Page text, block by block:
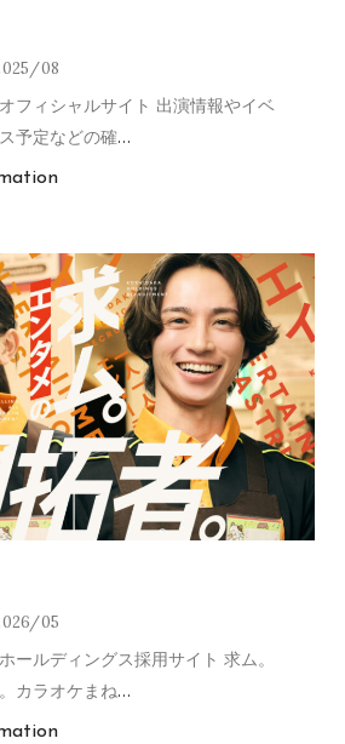
08
フィシャルサイト 出演情報やイベ
予定などの確…
05
ールディングス採用サイト 求ム。
カラオケまね…